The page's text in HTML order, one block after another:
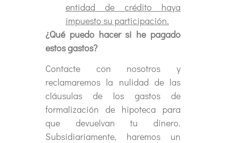
entidad de crédito haya
impuesto su participación.
¿Qué puedo hacer si he pagado
estos gastos?
Contacte con nosotros y
reclamaremos la nulidad de las
cláusulas de los gastos de
formalización de hipoteca para
que devuelvan tu dinero.
Subsidiariamente, haremos un